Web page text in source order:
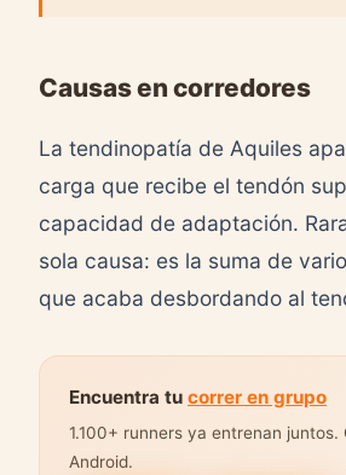
Causas en corredores
La tendinopatía de Aquiles
carga que recibe el tendón
capacidad de adaptación.
sola causa: es la suma de
que acaba desbordando al
Encuentra tu correr en grupo
1.100+ runners ya entrenan juntos.
Android.